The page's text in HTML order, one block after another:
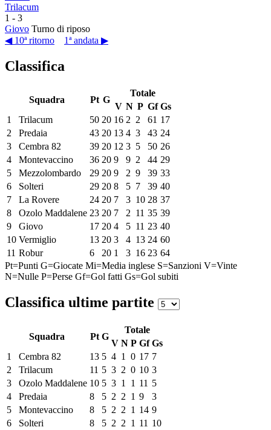
Trilacum
1 - 3
Giovo Turno di riposo
◀ 10ª ritorno
1ª andata ▶
Classifica
Squadra Pt G
Totale
V N P Gf Gs
1
Trilacum 50 20 16 2 2 61 17
2
Predaia 43 20 13 4 3 43 24
3
Cembra 82 39 20 12 3 5 50 26
4
Montevaccino 36 20 9 9 2 44 29
5
Mezzolombardo 29 20 9 2 9 39 33
6
Solteri 29 20 8 5 7 39 40
7
La Rovere 24 20 7 3 10 28 37
8
Ozolo Maddalene 23 20 7 2 11 35 39
9
Giovo 17 20 4 5 11 23 40
10 Vermiglio 13 20 3 4 13 24 60
11 Robur 6 20 1 3 16 23 64
Pt=Punti G=Giocate Mi=Media inglese S=Sanzioni V=Vinte
N=Nulle P=Perse Gf=Gol fatti Gs=Gol subiti
Classifica ultime partite
Squadra Pt G
Totale
V N P Gf Gs
1
Cembra 82 13 5 4 1 0 17 7
2
Trilacum 11 5 3 2 0 10 3
3
Ozolo Maddalene 10 5 3 1 1 11 5
4
Predaia 8 5 2 2 1 9
3
5
Montevaccino 8 5 2 2 1 14 9
6
Solteri 8 5 2 2 1 11 10